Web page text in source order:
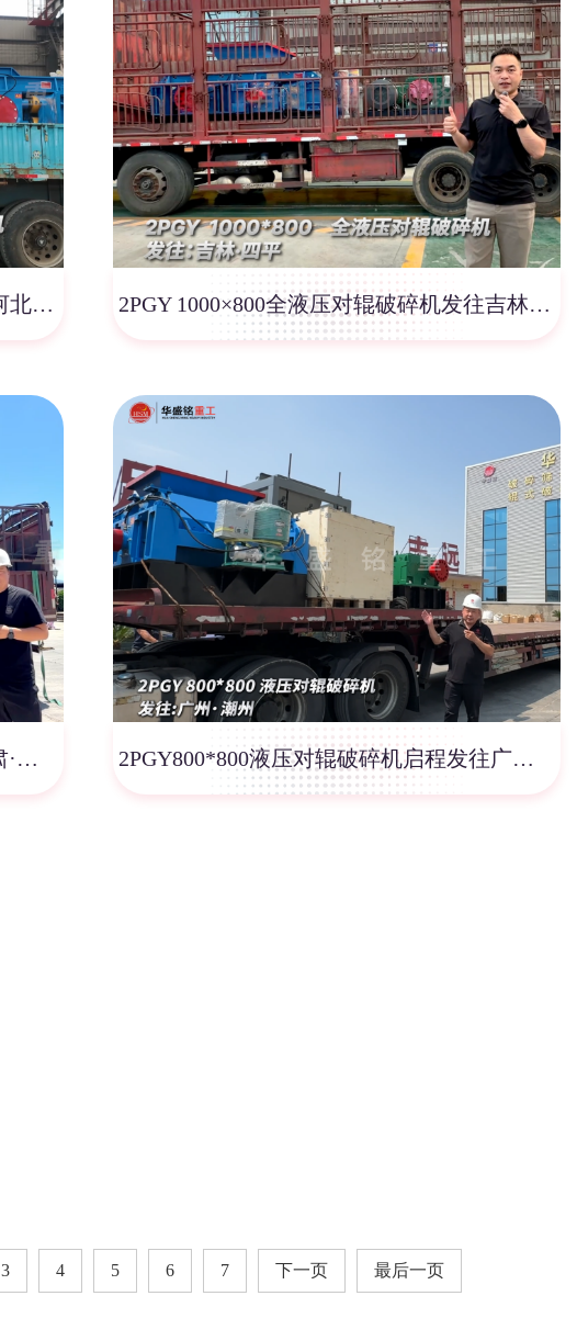
PGY 1200×1000全液压对辊破碎机发往河北邢台！ 2PGY 1000×800全液压对辊破碎机发往吉林四平！
2PGT 610*400 弹簧对辊破碎机发往:甘肃·定西 2PGY800*800液压对辊破碎机启程发往广州·潮州
3 4 5 6 7 下一页 最后一页